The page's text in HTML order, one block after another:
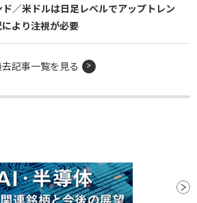
／米ドルは日足レベルでアップトレン
より注視が必要
記事一覧を見る